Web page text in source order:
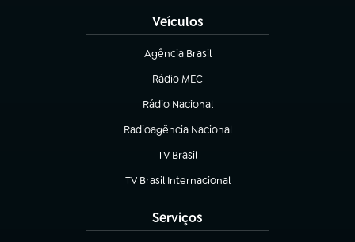
Veículos
Agência Brasil
(abre em nova aba)
Rádio MEC
(abre em nova aba)
Rádio Nacional
Radioagência Nacional
(abre em nova aba)
TV Brasil
(abre em nova aba)
TV Brasil Internacional
(abre em nova aba)
Serviços